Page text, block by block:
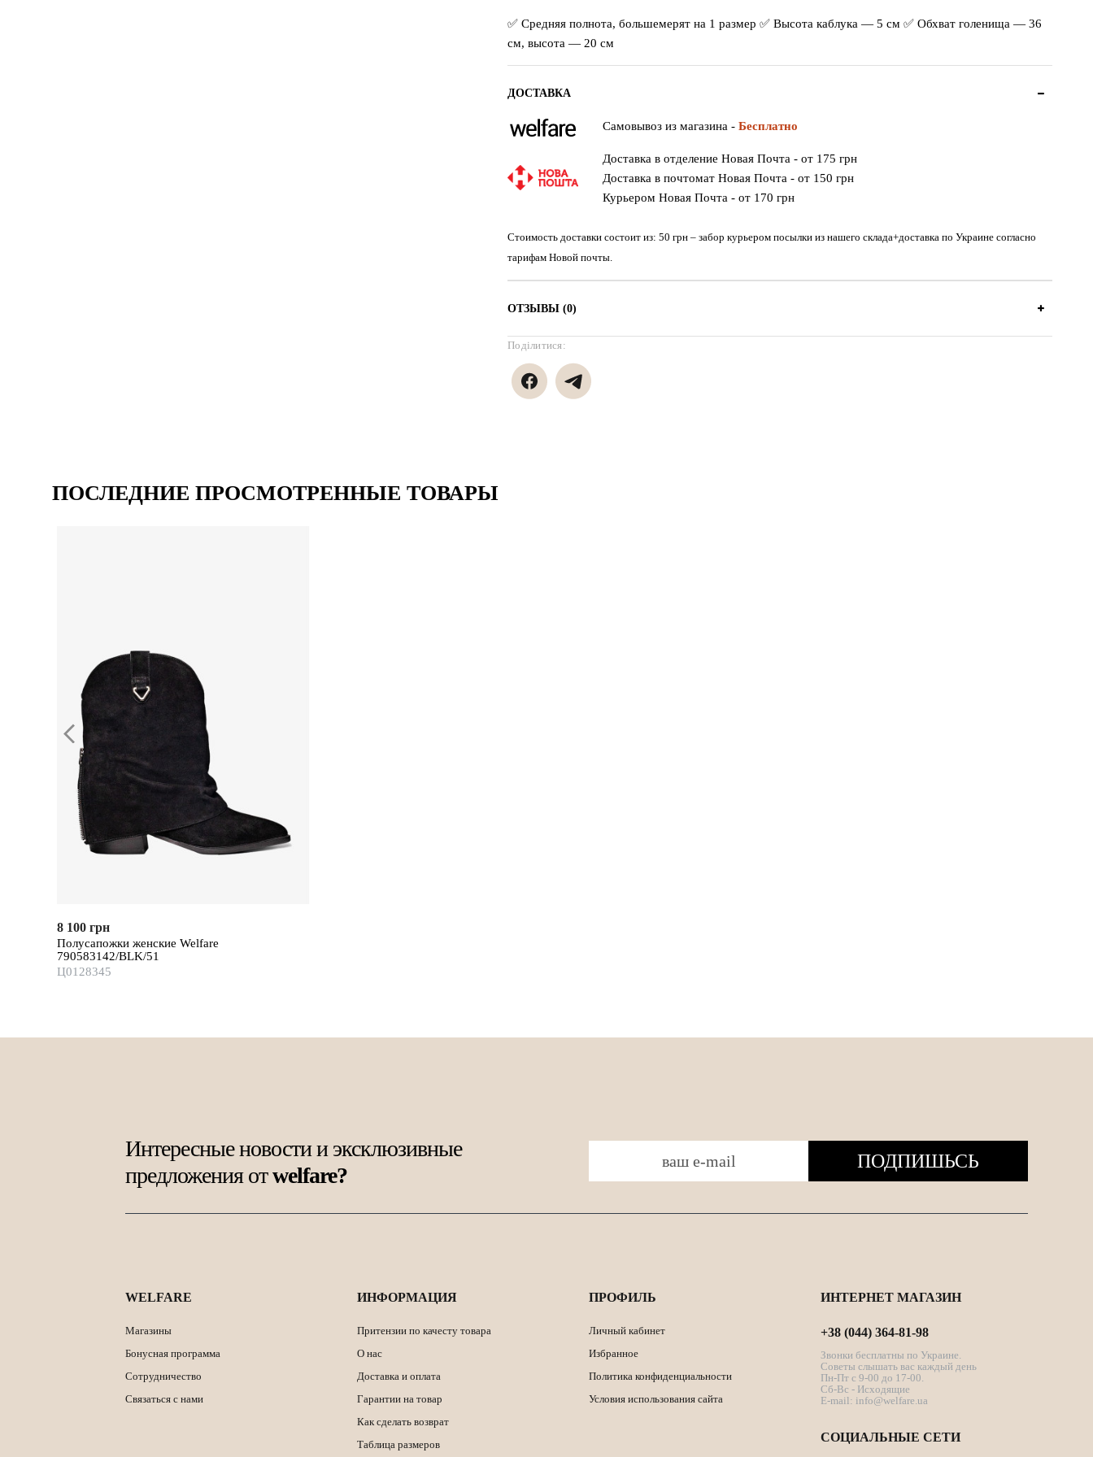
✅ Средняя полнота, большемерят на 1 размер ✅ Высота каблука — 5 см ✅ Обхват голенища — 36
см, высота — 20 см
ДОСТАВКА
Самовывоз из магазина - Бесплатно
Доставка в отделение Новая Почта - от 175 грн
Доставка в почтомат Новая Почта - от 150 грн
Курьером Новая Почта - от 170 грн
Стоимость доставки состоит из: 50 грн – забор курьером посылки из нашего склада+доставка по Украине согласно
тарифам Новой почты.
ОТЗЫВЫ (0)
Поділитися:
ПОСЛЕДНИЕ ПРОСМОТРЕННЫЕ ТОВАРЫ
8 100 грн
Полусапожки женские Welfare
790583142/BLK/51
Ц0128345
Интересные новости и эксклюзивные
предложения отwelfare?
ПОДПИШЬСЬ
WELFARE
Магазины
Бонусная программа
Сотрудничество
Связаться с нами
ИНФОРМАЦИЯ
Притензии по качесту товара
О нас
Доставка и оплата
Гарантии на товар
Как сделать возврат
Таблица размеров
ПРОФИЛЬ
Личный кабинет
Избранное
Политика конфиденциальности
Условия использования сайта
ИНТЕРНЕТ МАГАЗИН
+38 (044) 364-81-98
Звонки бесплатны по Украине.
Советы слышать вас каждый день
Пн-Пт с 9-00 до 17-00.
Сб-Вс - Исходящие
E-mail: info@welfare.ua
СОЦИАЛЬНЫЕ СЕТИ